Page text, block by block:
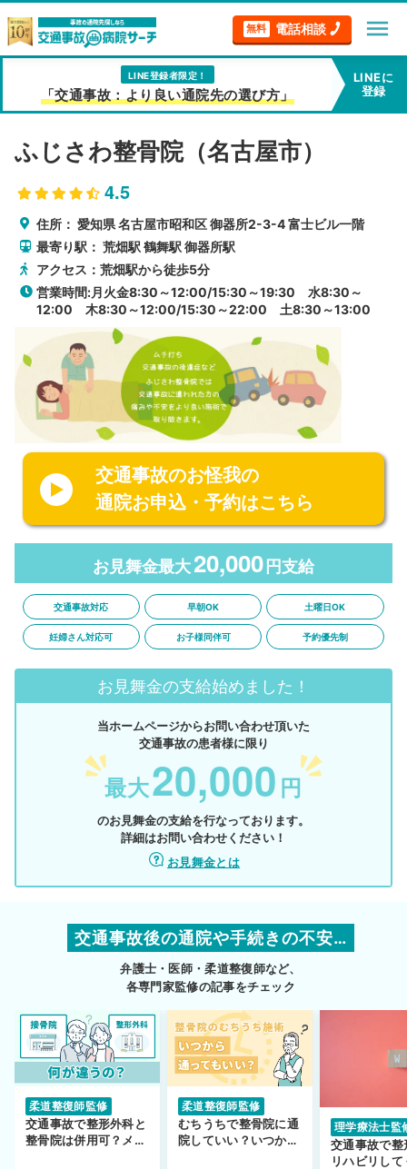
無料 電話相談 menu
LINE登録者限定！
「交通事故：より良い通院先の選び方」
LINEに
登録
ふじさわ整骨院（名古屋市）
4.5
住所：愛知県名古屋市昭和区御器所2-3-4 富士ビル一階
最寄り駅：荒畑駅 鶴舞駅 御器所駅
アクセス：荒畑駅から徒歩5分
営業時間:月火金8:30～12:00/15:30～19:30 水8:30～
12:00 木8:30～12:00/15:30～22:00 土8:30～13:00
交通事故のお怪我の
通院お申込・予約はこちら
お見舞金最大20,000 円支給
交通事故対応 早朝OK 土曜日OK
妊婦さん対応可 お子様同伴可 予約優先制
お見舞金の支給始めました！
当ホームページからお問い合わせ頂いた
交通事故の患者様に限り
最大20,000 円
のお見舞金の支給を行なっております。
詳細はお問い合わせください！
お見舞金とは
交通事故後の通院や手続きの不安…
弁護士・医師・柔道整復師など、
各専門家監修の記事をチェック
柔道整復師監修
交通事故で整形外科と
整骨院は併用可？メリ
柔道整復師監修
むちうちで整骨院に通
院していい？いつから
理学療法士監
交通事故で整
リハビリして